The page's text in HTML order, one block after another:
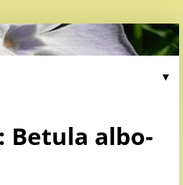
▼
Betula albo-